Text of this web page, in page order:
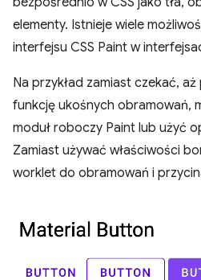
elementy. Istnieje wiele
interfejsu CSS Paint w
Na przykład zamiast czekać,
funkcję ukośnych obramowań,
moduł roboczy Paint lub użyć
Zamiast używać właściwości
worklet do obramowań i